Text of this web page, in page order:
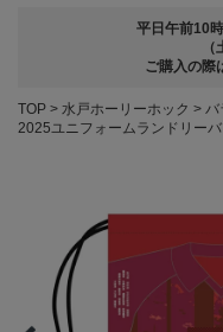
平日午前10
ご購入の際
TOP 水戸ホーリーホック バ
2025ユニフォームランドリー